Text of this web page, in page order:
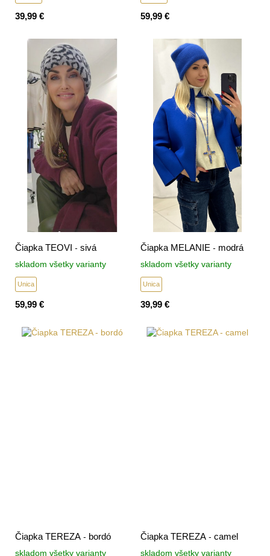
39,99 € 59,99 €
Čiapka TEOVI - sivá
skladom všetky varianty
Unica
59,99 €
Čiapka MELANIE - modrá
skladom všetky varianty
Unica
39,99 €
Čiapka TEREZA - bordó
skladom všetky varianty
Čiapka TEREZA - camel
skladom všetky varianty